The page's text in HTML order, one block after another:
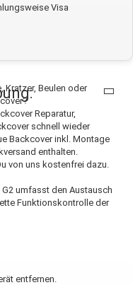
Kratzer, Beulen oder
Reparatur,
schnell wieder
Backcover inkl. Montage
enthalten.
von uns kostenfrei dazu.
umfasst den Austausch
Funktionskontrolle der
entfernen.